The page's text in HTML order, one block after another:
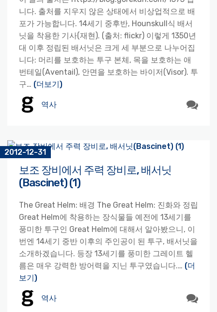
니다. 출처를 지우지 않은 상태에서 비상업적으로 배
포가 가능합니다. 14세기 중후반, Hounskull식 배서
닛을 착용한 기사(재현). (출처: flickr) 이렇게 1350년
대 이후 정립된 배서닛은 크게 세 부분으로 나누어집
니다: 머리를 보호하는 투구 본체, 목을 보호하는 애
번테일(Aventail), 안면을 보호하는 바이저(Visor). 투
구… (더보기)
역사
2012-12-31
보조 장비에서 주력 장비로, 배서닛
(Bascinet) (1)
The Great Helm: 배경 The Great Helm: 진화와 정립
Great Helm에 착용하는 장식물들 예전에 13세기를
풍미한 투구인 Great Helm에 대해서 알아봤으니, 이
번엔 14세기 중반 이후의 주인공이 된 투구, 배서닛을
소개하겠습니다. 등장 13세기를 풍미한 그레이트 헬
름은 매우 강력한 방어력을 지닌 투구였습니다.… (더
보기)
역사